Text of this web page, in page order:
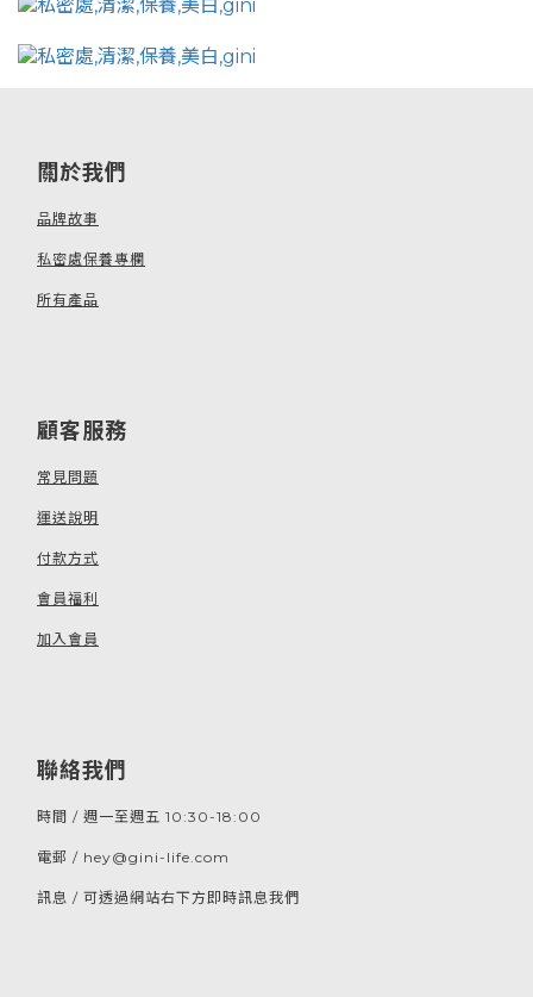
關於我們
品牌故事
私密處保養專欄
所有產品
顧客服務
常見問題
運送說明
付款方式
會員福利
加入會員
聯絡我們
時間 / 週一至週五 10:30-18:00
電郵 / hey@gini-life.com
訊息 / 可透過網站右下方即時訊息我們